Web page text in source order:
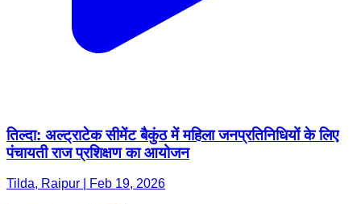
तिल्दा: अल्ट्राटेक सीमेंट बैकुंठ में महिला जनप्रतिनिधियों के लिए
पंचायती राज प्रशिक्षण का आयोजन
Tilda, Raipur | Feb 19, 2026